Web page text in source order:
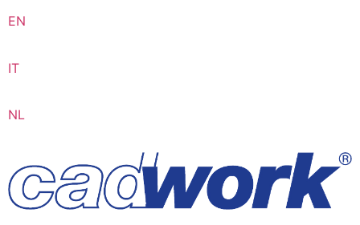
EN
IT
NL